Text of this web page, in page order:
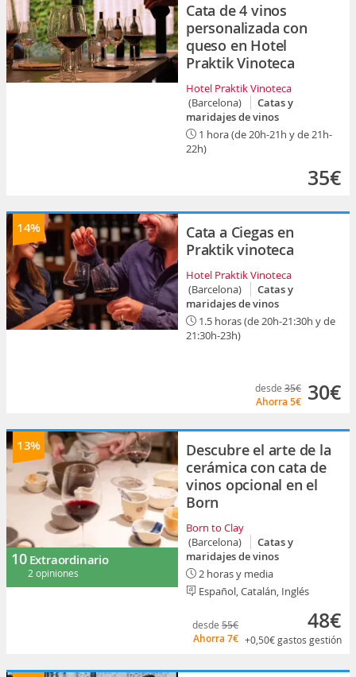
Cata de 4 vinos
personalizada con
queso en Hotel
Praktik Vinoteca
Hotel Praktik Vinoteca
(Barcelona)
Catas y
maridajes de vinos
1 hora (de 20h-21h y de 21h-
22h)
35€
14%
Cata a Ciegas en
Praktik vinoteca
Hotel Praktik Vinoteca
(Barcelona)
Catas y
maridajes de vinos
1.5 horas (de 20h-21:30h y de
21:30h-23h)
desde 35€
Ahorra 5€ 30€
13%
10 Extraordinario
2 opiniones
Descubre el arte de la
cerámica con cata de
vinos opcional en el
Born
Born to Clay
(Barcelona)
Catas y
maridajes de vinos
2 horas y media
Español, Catalán, Inglés
desde 55€
Ahorra 7€
48€
+0,50€gastos gestión